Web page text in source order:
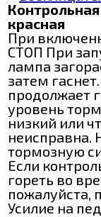
красная
При
СТОП При
лампа
затем
продолжает
уровень
низкий или
неисправна.
тормозную
Если
гореть во
пожалуйста,
Усилие на